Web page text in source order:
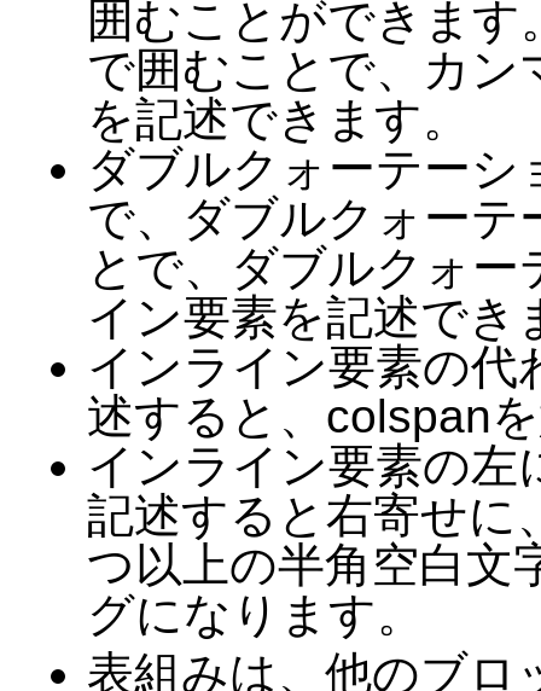
囲むことができま
で囲むことで、カン
を記述できます。
ダブルクォーテー
で、ダブルクォーテ
とで、ダブルクォ
イン要素を記述でき
インライン要素の代
述すると、colspan
インライン要素の左
記述すると右寄せに
つ以上の半角空白文
グになります。
表組みは、他のブロ